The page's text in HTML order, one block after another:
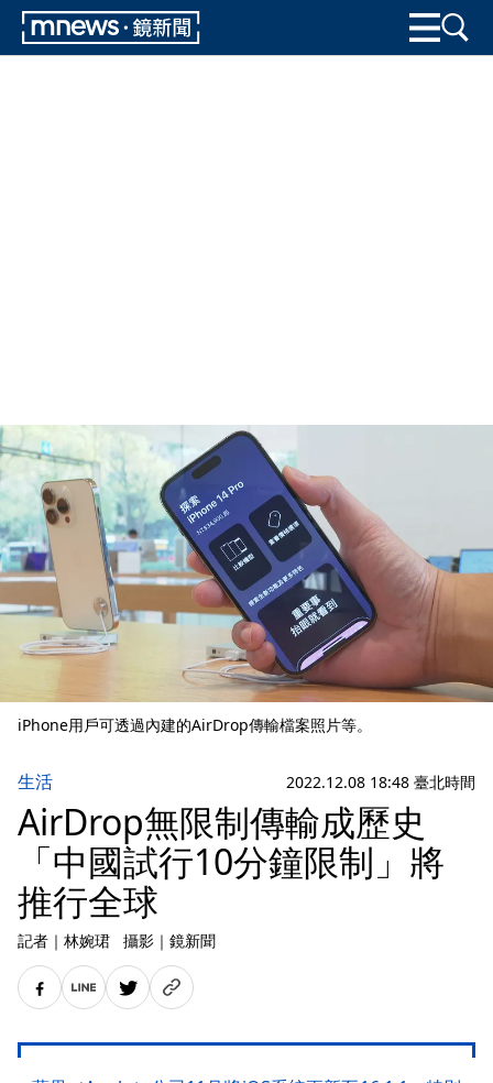
iPhone用戶可透過內建的AirDrop傳輸檔案照片等。
生活 2022.12.08 18:48 臺北時間
AirDrop無限制傳輸成歷史
「中國試行10分鐘限制」將
推行全球
記者 ｜ 林婉珺 攝影 ｜ 鏡新聞